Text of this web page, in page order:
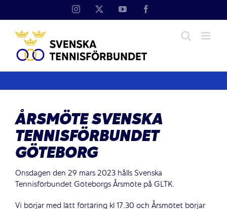
Instagram YouTube
ÅRSMÖTE SVENSKA
TENNISFÖRBUNDET
GÖTEBORG
Onsdagen den 29 mars 2023 hålls Svenska
Tennisförbundet Göteborgs Årsmöte på GLTK.
Vi börjar med lätt förtäring kl 17.30 och Årsmötet börjar